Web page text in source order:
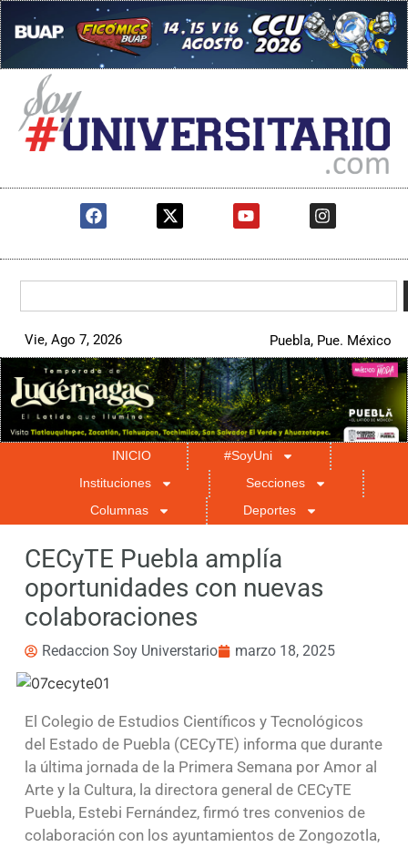
Vie, Ago 7, 2026 Puebla, Pue. México
INICIO
#SoyUni
Instituciones
Secciones
Columnas
Deportes
CECyTE Puebla amplía
oportunidades con nuevas
colaboraciones
Redaccion Soy Universtario marzo 18, 2025
El Colegio de Estudios Científicos y Tecnológicos
del Estado de Puebla (CECyTE) informa que durante
la última jornada de la Primera Semana por Amor al
Arte y la Cultura, la directora general de CECyTE
Puebla, Estebi Fernández, firmó tres convenios de
colaboración con los ayuntamientos de Zongozotla,